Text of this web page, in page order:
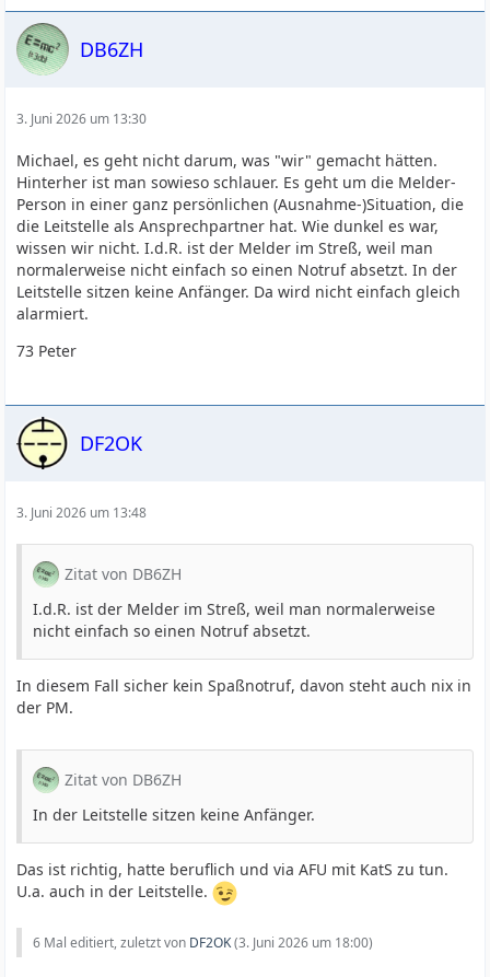
DB6ZH
3. Juni 2026 um 13:30
Michael, es geht nicht darum, was "wir" gemacht hätten.
Hinterher ist man sowieso schlauer. Es geht um die Melder-
Person in einer ganz persönlichen (Ausnahme-)Situation, die
die Leitstelle als Ansprechpartner hat. Wie dunkel es war,
wissen wir nicht. I.d.R. ist der Melder im Streß, weil man
normalerweise nicht einfach so einen Notruf absetzt. In der
Leitstelle sitzen keine Anfänger. Da wird nicht einfach gleich
alarmiert.
73 Peter
DF2OK
3. Juni 2026 um 13:48
Zitat von DB6ZH
I.d.R. ist der Melder im Streß, weil man normalerweise
nicht einfach so einen Notruf absetzt.
In diesem Fall sicher kein Spaßnotruf, davon steht auch nix in
der PM.
Zitat von DB6ZH
In der Leitstelle sitzen keine Anfänger.
Das ist richtig, hatte beruflich und via AFU mit KatS zu tun.
U.a. auch in der Leitstelle.
6 Mal editiert, zuletzt von DF2OK(3. Juni 2026 um 18:00)